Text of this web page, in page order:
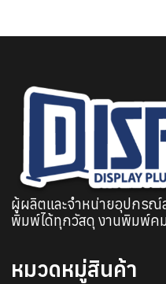
ผู้ผลิตและจำหน่ายอุปกรณ์
พิมพ์ได้ทุกวัสดุ งานพิมพ์ค
หมวดหมู่สินค้า